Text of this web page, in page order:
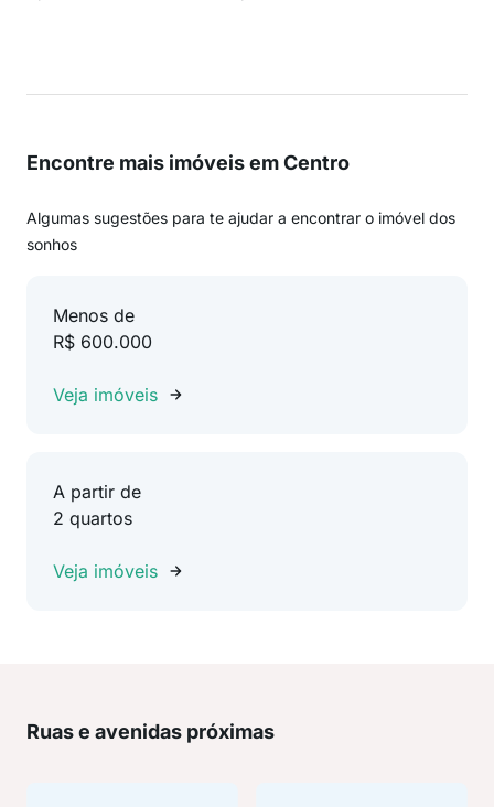
Encontre mais imóveis em Centro
Algumas sugestões para te ajudar a encontrar o imóvel dos
sonhos
Menos de
R$ 600.000
Veja imóveis
A partir de
2 quartos
Veja imóveis
Ruas e avenidas próximas